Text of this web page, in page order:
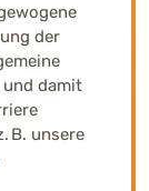
der
und damit
B. unsere